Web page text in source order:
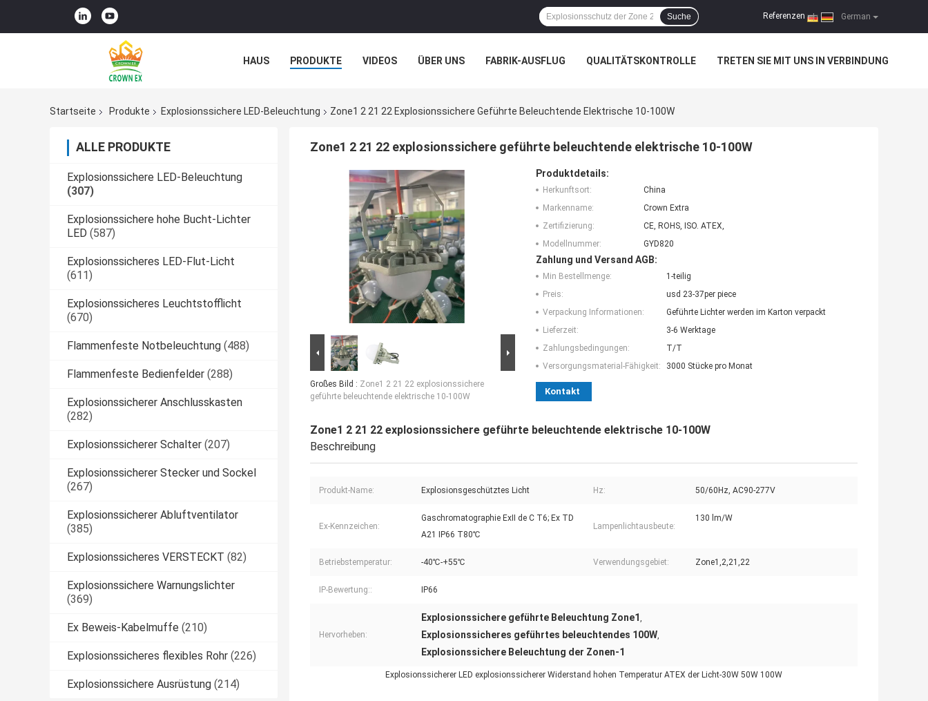
German
Referenzen |
Suche
HAUS PRODUKTE VIDEOS ÜBER UNS FABRIK-AUSFLUG QUALITÄTSKONTROLLE TRETEN SIE MIT UNS IN VERBINDUNG
Startseite
Produkte Explosionssichere LED-Beleuchtung Zone1 2 21 22 Explosionssichere Geführte Beleuchtende Elektrische 10-100W
ALLE PRODUKTE
Explosionssichere LED-Beleuchtung
(307)
Explosionssichere hohe Bucht-Lichter
LED (587)
Explosionssicheres LED-Flut-Licht
(611)
Explosionssicheres Leuchtstofflicht
(670)
Flammenfeste Notbeleuchtung (488)
Flammenfeste Bedienfelder (288)
Explosionssicherer Anschlusskasten
(282)
Explosionssicherer Schalter (207)
Explosionssicherer Stecker und Sockel
(267)
Explosionssicherer Abluftventilator
(385)
Explosionssicheres VERSTECKT (82)
Explosionssichere Warnungslichter
(369)
Ex Beweis-Kabelmuffe (210)
Explosionssicheres flexibles Rohr (226)
Explosionssichere Ausrüstung (214)
Zone1 2 21 22 explosionssichere geführte beleuchtende elektrische 10-100W
Großes Bild : Zone1 2 21 22 explosionssichere
geführte beleuchtende elektrische 10-100W
Produktdetails:
Herkunftsort:
China
Markenname:
Crown Extra
Zertifizierung:
CE, ROHS, ISO. ATEX,
Modellnummer:
GYD820
Zahlung und Versand AGB:
Min Bestellmenge:
1-teilig
Preis:
usd 23-37per piece
Verpackung Informationen:
Geführte Lichter werden im Karton verpackt
Lieferzeit:
3-6 Werktage
Zahlungsbedingungen:
T/T
Versorgungsmaterial-Fähigkeit:
3000 Stücke pro Monat
Kontakt
Zone1 2 21 22 explosionssichere geführte beleuchtende elektrische 10-100W
Beschreibung
Produkt-Name: Explosionsgeschütztes Licht Hz: 50/60Hz, AC90-277V
Ex-Kennzeichen:
Gaschromatographie ExⅡ de C T6; Ex TD
A21 IP66 T80℃
Lampenlichtausbeute:
130 lm/W
Betriebstemperatur: -40℃-+55℃ Verwendungsgebiet: Zone1,2,21,22
IP-Bewertung:: IP66
Hervorheben:
Explosionssichere geführte Beleuchtung Zone1 ,
Explosionssicheres geführtes beleuchtendes 100W,
Explosionssichere Beleuchtung der Zonen-1
Explosionssicherer LED explosionssicherer Widerstand hohen Temperatur ATEX der Licht-30W 50W 100W